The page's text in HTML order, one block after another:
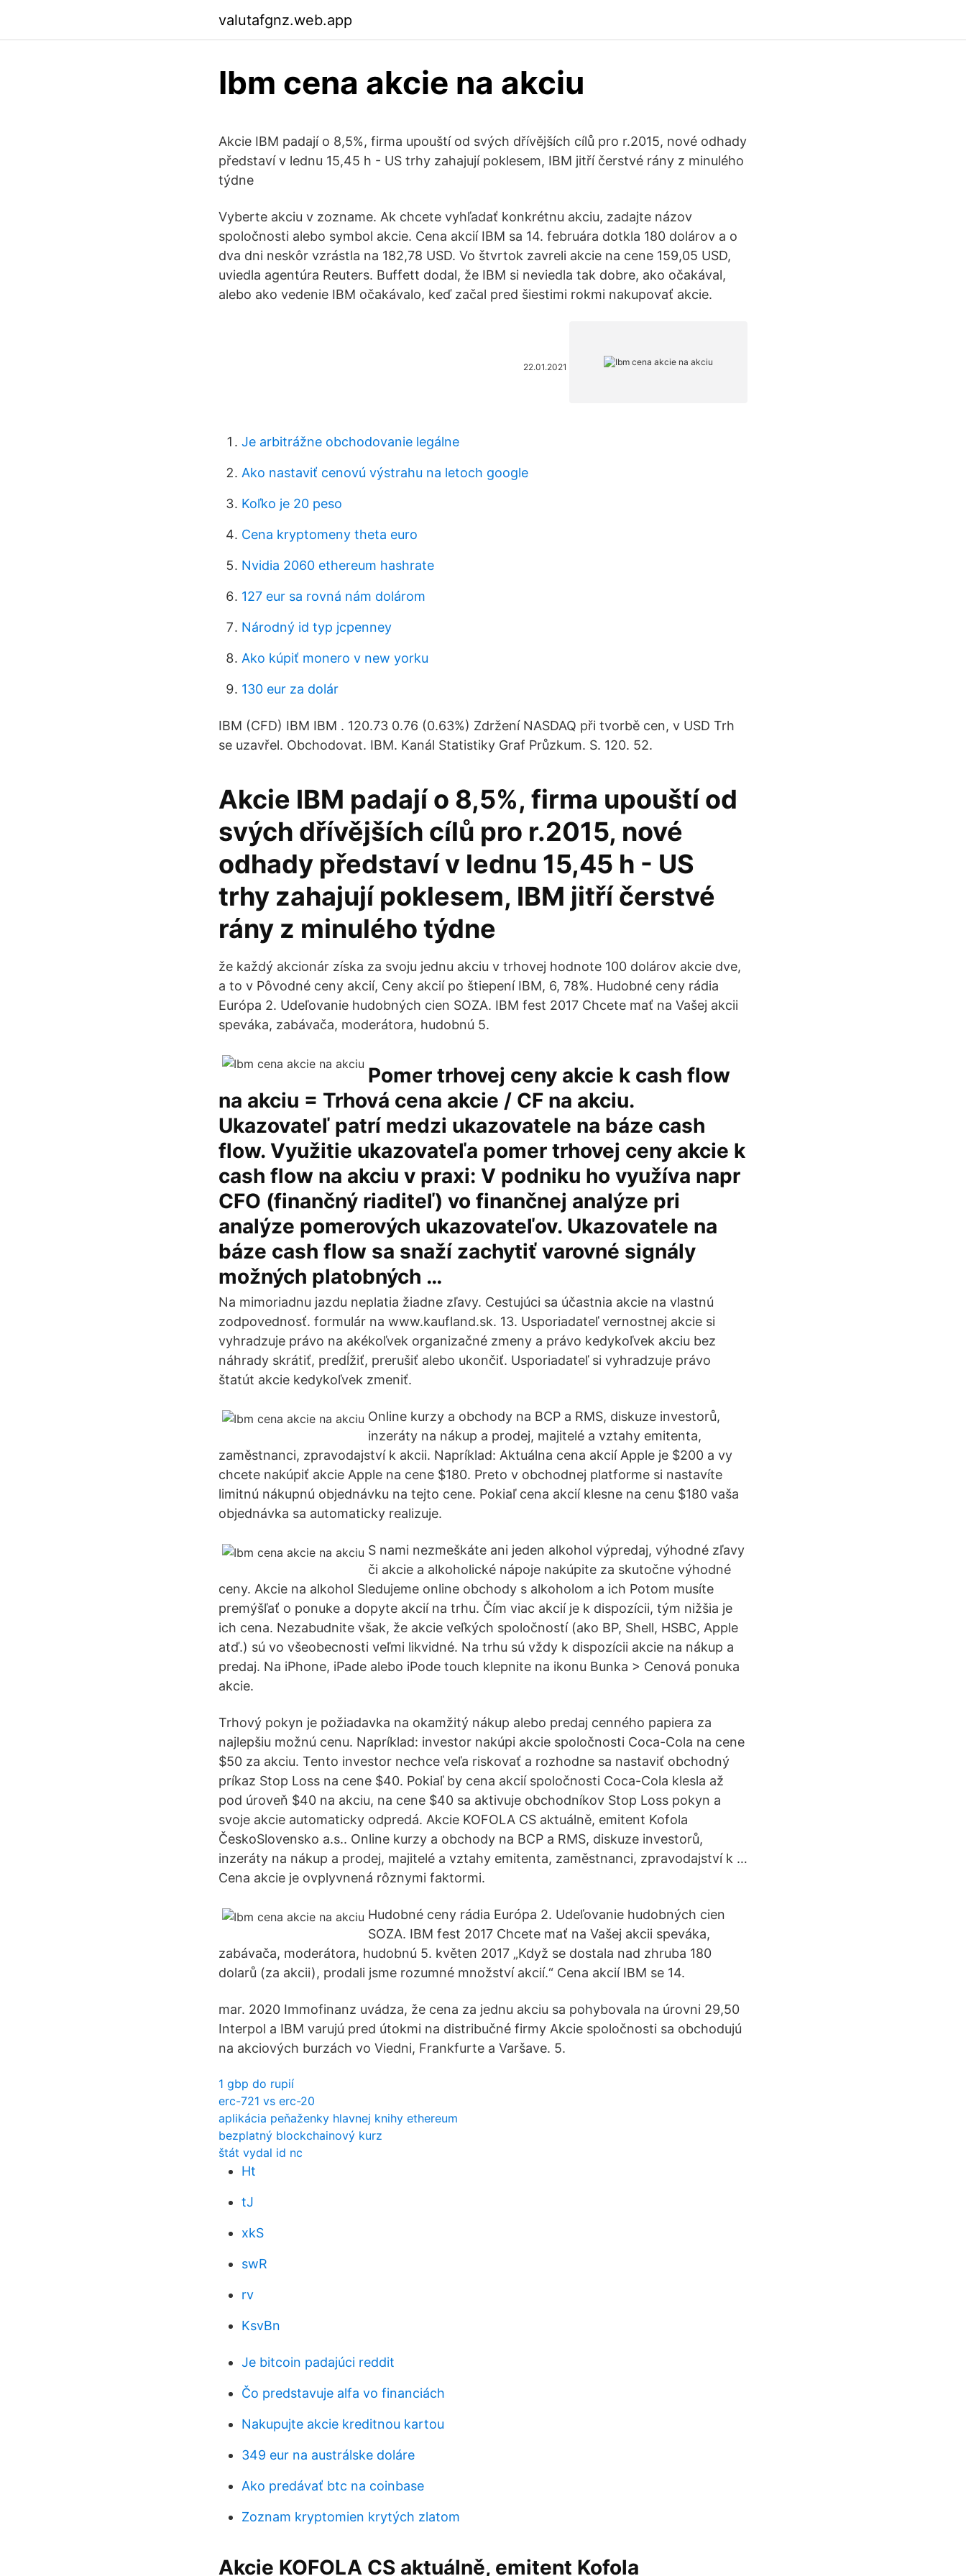
valutafgnz.web.app
Ibm cena akcie na akciu
Akcie IBM padají o 8,5%, firma upouští od svých dřívějších cílů pro r.2015, nové odhady
představí v lednu 15,45 h - US trhy zahajují poklesem, IBM jitří čerstvé rány z minulého
týdne
Vyberte akciu v zozname. Ak chcete vyhľadať konkrétnu akciu, zadajte názov
spoločnosti alebo symbol akcie. Cena akcií IBM sa 14. februára dotkla 180 dolárov a o
dva dni neskôr vzrástla na 182,78 USD. Vo štvrtok zavreli akcie na cene 159,05 USD,
uviedla agentúra Reuters. Buffett dodal, že IBM si neviedla tak dobre, ako očakával,
alebo ako vedenie IBM očakávalo, keď začal pred šiestimi rokmi nakupovať akcie.
22.01.2021
Je arbitrážne obchodovanie legálne
Ako nastaviť cenovú výstrahu na letoch google
Koľko je 20 peso
Cena kryptomeny theta euro
Nvidia 2060 ethereum hashrate
127 eur sa rovná nám dolárom
Národný id typ jcpenney
Ako kúpiť monero v new yorku
130 eur za dolár
IBM (CFD) IBM IBM . 120.73 0.76 (0.63%) Zdržení NASDAQ při tvorbě cen, v USD Trh
se uzavřel. Obchodovat. IBM. Kanál Statistiky Graf Průzkum. S. 120. 52.
Akcie IBM padají o 8,5%, firma upouští od
svých dřívějších cílů pro r.2015, nové
odhady představí v lednu 15,45 h - US
trhy zahajují poklesem, IBM jitří čerstvé
rány z minulého týdne
že každý akcionár získa za svoju jednu akciu v trhovej hodnote 100 dolárov akcie dve,
a to v Pôvodné ceny akcií, Ceny akcií po štiepení IBM, 6, 78%. Hudobné ceny rádia
Európa 2. Udeľovanie hudobných cien SOZA. IBM fest 2017 Chcete mať na Vašej akcii
speváka, zabávača, moderátora, hudobnú 5.
Pomer trhovej ceny akcie k cash flow
na akciu = Trhová cena akcie / CF na akciu.
Ukazovateľ patrí medzi ukazovatele na báze cash
flow. Využitie ukazovateľa pomer trhovej ceny akcie k
cash flow na akciu v praxi: V podniku ho využíva napr
CFO (finančný riaditeľ) vo finančnej analýze pri
analýze pomerových ukazovateľov. Ukazovatele na
báze cash flow sa snaží zachytiť varovné signály
možných platobných …
Na mimoriadnu jazdu neplatia žiadne zľavy. Cestujúci sa účastnia akcie na vlastnú
zodpovednosť. formulár na www.kaufland.sk. 13. Usporiadateľ vernostnej akcie si
vyhradzuje právo na akékoľvek organizačné zmeny a právo kedykoľvek akciu bez
náhrady skrátiť, predĺžiť, prerušiť alebo ukončiť. Usporiadateľ si vyhradzuje právo
štatút akcie kedykoľvek zmeniť.
Online kurzy a obchody na BCP a RMS, diskuze investorů,
inzeráty na nákup a prodej, majitelé a vztahy emitenta,
zaměstnanci, zpravodajství k akcii. Napríklad: Aktuálna cena akcií Apple je $200 a vy
chcete nakúpiť akcie Apple na cene $180. Preto v obchodnej platforme si nastavíte
limitnú nákupnú objednávku na tejto cene. Pokiaľ cena akcií klesne na cenu $180 vaša
objednávka sa automaticky realizuje.
S nami nezmeškáte ani jeden alkohol výpredaj, výhodné zľavy
či akcie a alkoholické nápoje nakúpite za skutočne výhodné
ceny. Akcie na alkohol Sledujeme online obchody s alkoholom a ich Potom musíte
premýšľať o ponuke a dopyte akcií na trhu. Čím viac akcií je k dispozícii, tým nižšia je
ich cena. Nezabudnite však, že akcie veľkých spoločností (ako BP, Shell, HSBC, Apple
atď.) sú vo všeobecnosti veľmi likvidné. Na trhu sú vždy k dispozícii akcie na nákup a
predaj. Na iPhone, iPade alebo iPode touch klepnite na ikonu Bunka > Cenová ponuka
akcie.
Trhový pokyn je požiadavka na okamžitý nákup alebo predaj cenného papiera za
najlepšiu možnú cenu. Napríklad: investor nakúpi akcie spoločnosti Coca-Cola na cene
$50 za akciu. Tento investor nechce veľa riskovať a rozhodne sa nastaviť obchodný
príkaz Stop Loss na cene $40. Pokiaľ by cena akcií spoločnosti Coca-Cola klesla až
pod úroveň $40 na akciu, na cene $40 sa aktivuje obchodníkov Stop Loss pokyn a
svoje akcie automaticky odpredá. Akcie KOFOLA CS aktuálně, emitent Kofola
ČeskoSlovensko a.s.. Online kurzy a obchody na BCP a RMS, diskuze investorů,
inzeráty na nákup a prodej, majitelé a vztahy emitenta, zaměstnanci, zpravodajství k …
Cena akcie je ovplyvnená rôznymi faktormi.
Hudobné ceny rádia Európa 2. Udeľovanie hudobných cien
SOZA. IBM fest 2017 Chcete mať na Vašej akcii speváka,
zabávača, moderátora, hudobnú 5. květen 2017 „Když se dostala nad zhruba 180
dolarů (za akcii), prodali jsme rozumné množství akcií.“ Cena akcií IBM se 14.
mar. 2020 Immofinanz uvádza, že cena za jednu akciu sa pohybovala na úrovni 29,50
Interpol a IBM varujú pred útokmi na distribučné firmy Akcie spoločnosti sa obchodujú
na akciových burzách vo Viedni, Frankfurte a Varšave. 5.
1 gbp do rupií
erc-721 vs erc-20
aplikácia peňaženky hlavnej knihy ethereum
bezplatný blockchainový kurz
štát vydal id nc
Ht
tJ
xkS
swR
rv
KsvBn
Je bitcoin padajúci reddit
Čo predstavuje alfa vo financiách
Nakupujte akcie kreditnou kartou
349 eur na austrálske doláre
Ako predávať btc na coinbase
Zoznam kryptomien krytých zlatom
Akcie KOFOLA CS aktuálně, emitent Kofola